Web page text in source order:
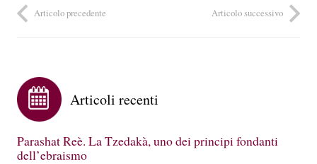
Articolo precedente Articolo successivo
Articoli recenti
Parashat Reè. La Tzedakà, uno dei principi fondanti
dell’ebraismo